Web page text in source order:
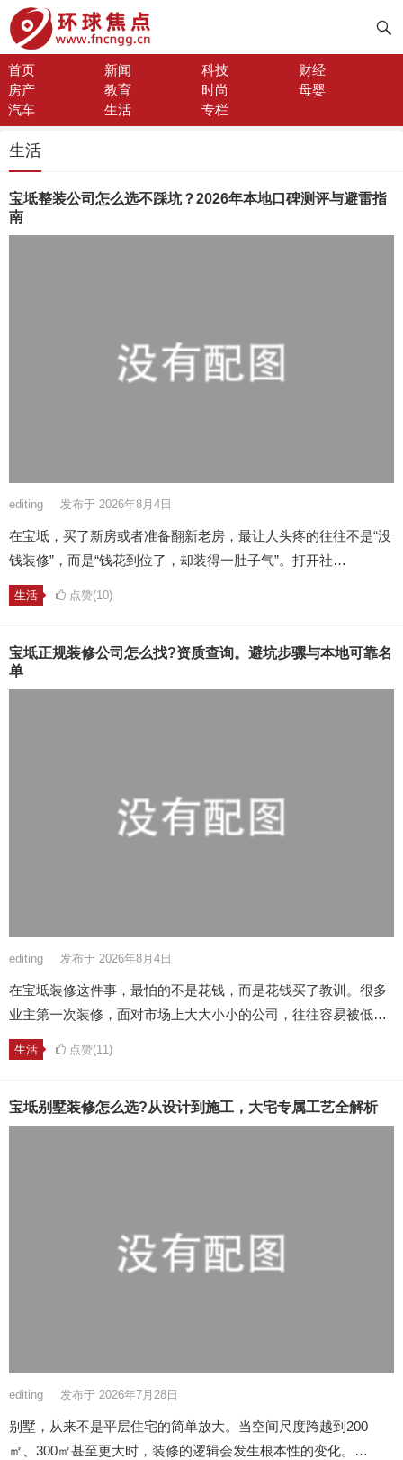
首页 新闻 科技
财经
房产
教育 时尚
母婴
汽车
生活 专栏
生活
宝坻整装公司怎么选不踩坑？2026年本地口碑测评与避雷指
南
editing 发布于 2026年8月4日
在宝坻，买了新房或者准备翻新老房，最让人头疼的往往不是“没
钱装修”，而是“钱花到位了，却装得一肚子气”。打开社…
生活 点赞(10)
宝坻正规装修公司怎么找?资质查询。避坑步骡与本地可靠名
单
editing 发布于 2026年8月4日
在宝坻装修这件事，最怕的不是花钱，而是花钱买了教训。很多
业主第一次装修，面对市场上大大小小的公司，往往容易被低…
生活 点赞(11)
宝坻别墅装修怎么选?从设计到施工，大宅专属工艺全解析
editing 发布于 2026年7月28日
别墅，从来不是平层住宅的简单放大。当空间尺度跨越到200
㎡、300㎡甚至更大时，装修的逻辑会发生根本性的变化。…